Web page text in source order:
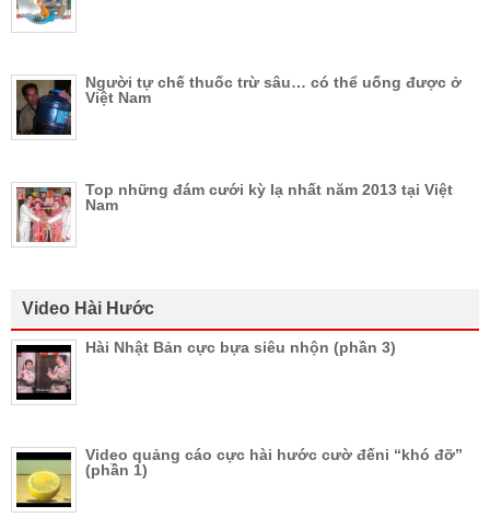
Người tự chế thuốc trừ sâu… có thể uống được ở
Việt Nam
Top những đám cưới kỳ lạ nhất năm 2013 tại Việt
Nam
Video Hài Hước
Hài Nhật Bản cực bựa siêu nhộn (phần 3)
Video quảng cáo cực hài hước cườ đếni “khó đỡ”
(phần 1)